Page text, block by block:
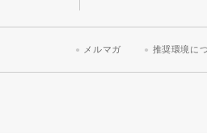
メルマガ 推奨環境に